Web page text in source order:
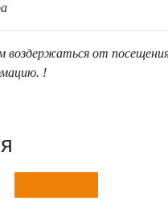
воздержаться от
!